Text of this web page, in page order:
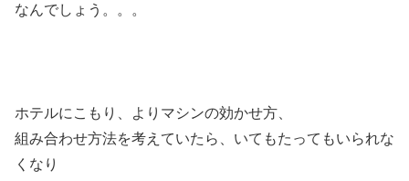
なんでしょう。。。
ホテルにこもり、よりマシンの効かせ方、
組み合わせ方法を考えていたら、いてもたってもいられな
くなり